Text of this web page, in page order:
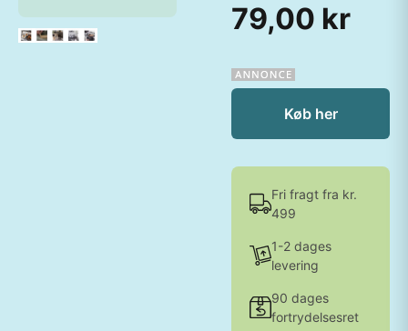
79,00 kr
Køb her
Fri fragt fra kr.
499
1-2 dages
levering
90 dages
fortrydelsesret